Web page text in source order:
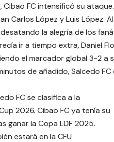
Cibao FC intensificó su
Carlos López y Luis López.
la alegría de los
ir a tiempo extra, Daniel
el marcador global 3-2 a
de añadido, Salcedo
FC se clasifica a la
2026. Cibao FC ya tenía su
ganar la Copa LDF 2025.
estará en la CFU